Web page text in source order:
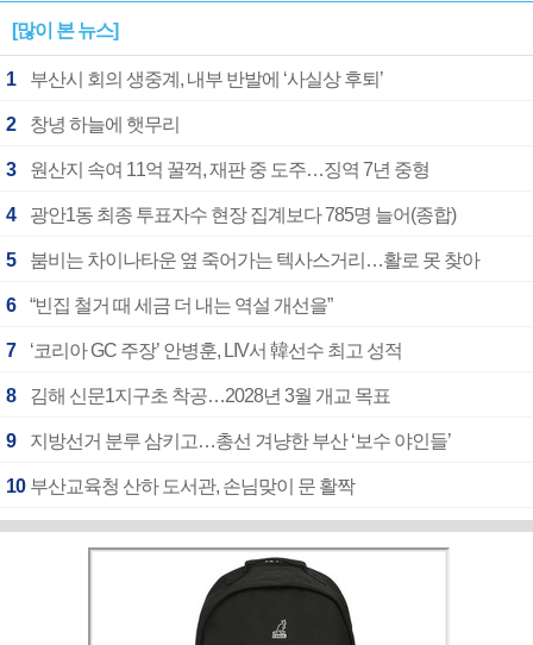
[많이 본 뉴스]
1 부산시 회의 생중계, 내부 반발에 ‘사실상 후퇴’
2 창녕 하늘에 햇무리
3 원산지 속여 11억 꿀꺽, 재판 중 도주…징역 7년 중형
4 광안1동 최종 투표자수 현장 집계보다 785명 늘어(종합)
5 붐비는 차이나타운 옆 죽어가는 텍사스거리…활로 못 찾아
6 “빈집 철거 때 세금 더 내는 역설 개선을”
7 ‘코리아 GC 주장’ 안병훈, LIV서 韓선수 최고 성적
8 김해 신문1지구초 착공…2028년 3월 개교 목표
9 지방선거 분루 삼키고…총선 겨냥한 부산 ‘보수 야인들’
10 부산교육청 산하 도서관, 손님맞이 문 활짝